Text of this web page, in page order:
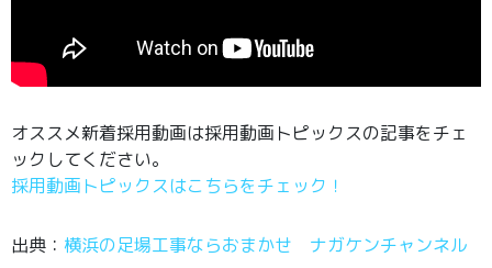
オススメ新着採用動画は採用動画トピックスの記事をチェ
ックしてください。
採用動画トピックスはこちらをチェック！
出典： 横浜の足場工事ならおまかせ ナガケンチャンネル